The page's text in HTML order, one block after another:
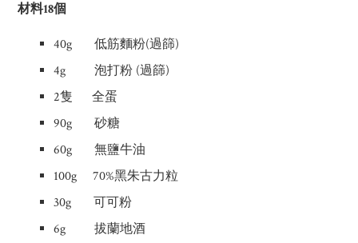
材料18個
40g 低筋麵粉(過篩)
4g 泡打粉 (過篩)
2隻 全蛋
90g 砂糖
60g 無鹽牛油
100g 70%黑朱古力粒
30g 可可粉
6g 拔蘭地酒